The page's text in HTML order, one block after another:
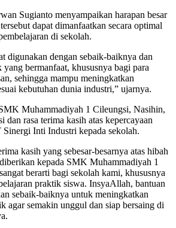
Sugianto menyampaikan harapan besar
dapat dimanfaatkan secara optimal
di sekolah.
digunakan dengan sebaik-baiknya dan
bermanfaat, khususnya bagi para
sehingga mampu meningkatkan
kebutuhan dunia industri,” ujarnya.
Muhammadiyah 1 Cileungsi, Nasihin,
dan rasa terima kasih atas kepercayaan
Inti Industri kepada sekolah.
kasih yang sebesar-besarnya atas hibah
kepada SMK Muhammadiyah 1
berarti bagi sekolah kami, khususnya
praktik siswa. InsyaAllah, bantuan
sebaik-baiknya untuk meningkatkan
agar semakin unggul dan siap bersaing di